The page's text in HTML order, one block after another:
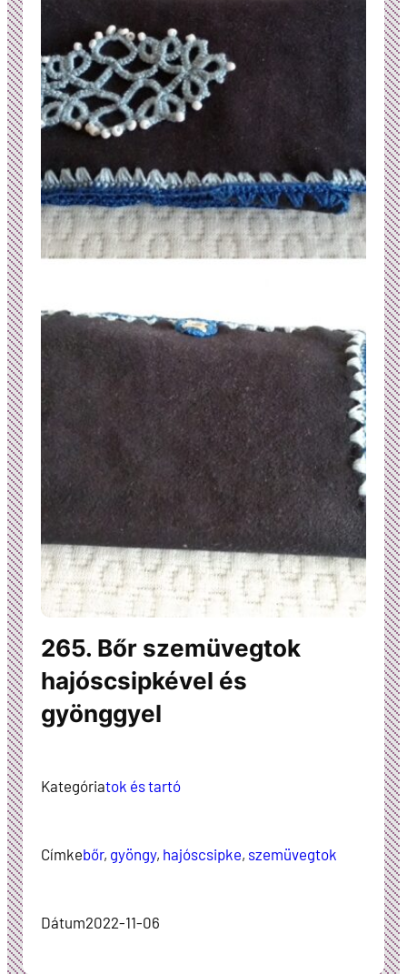
265. Bőr szemüvegtok
hajóscsipkével és
gyönggyel
Kategóriatok és tartó
Címkebőr, gyöngy, hajóscsipke, szemüvegtok
Dátum2022-11-06